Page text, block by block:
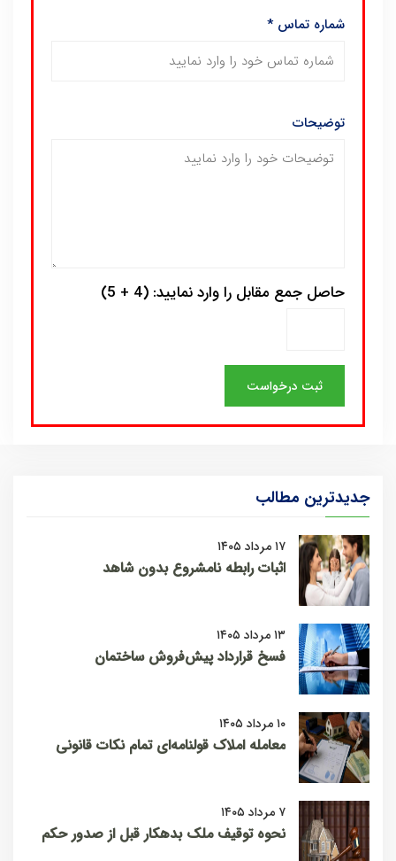
شماره تماس*
توضیحات
حاصل جمع مقابل را وارد نمایید: (4 + 5)
جدیدترین مطالب
۱۷ مرداد ۱۴۰۵
اثبات رابطه نامشروع بدون شاهد
۱۳ مرداد ۱۴۰۵
فسخ قرارداد پیش‌فروش ساختمان
۱۰ مرداد ۱۴۰۵
معامله املاک قولنامه‌ای تمام نکات قانونی
۷ مرداد ۱۴۰۵
نحوه توقیف ملک بدهکار قبل از صدور حکم